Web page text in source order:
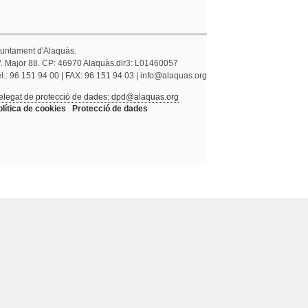
d'Alaquàs.
Major 88. CP: 46970 Alaquàs.dir3: L01460057
96 151 94 00 | FAX: 96 151 94 03 | info@alaquas.org
de protecció de dades: dpd@alaquas.org
de cookies . Protecció de dades